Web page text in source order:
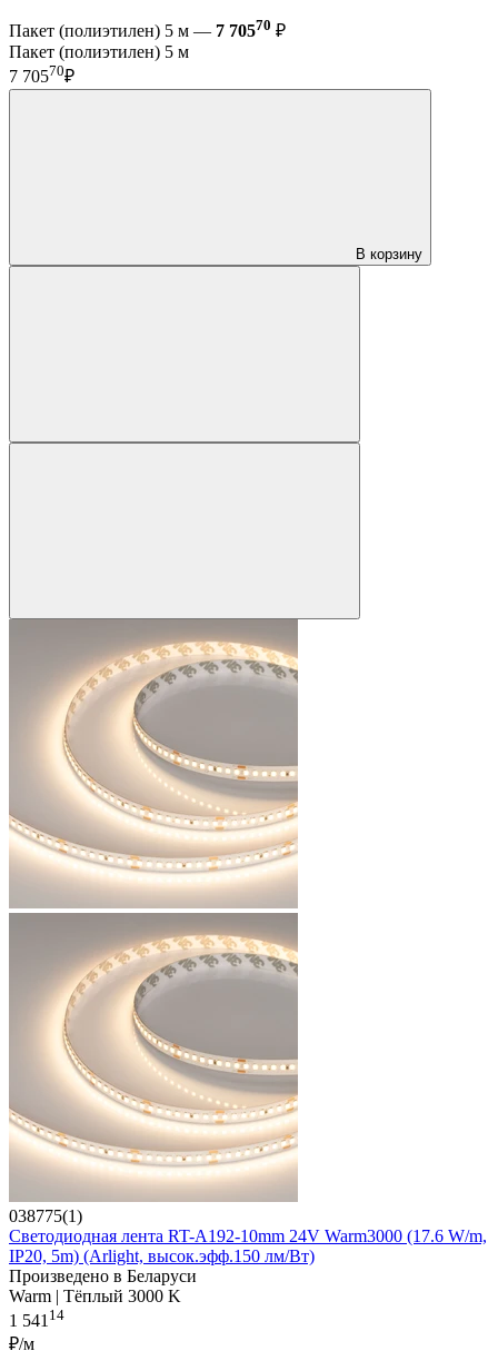
Пакет (полиэтилен) 5 м — 7 70570 ₽
Пакет (полиэтилен) 5 м
7 70570₽
В корзину
038775(1)
Светодиодная лента RT-A192-10mm 24V Warm3000 (17.6 W/m,
IP20, 5m) (Arlight, высок.эфф.150 лм/Вт)
Произведено в Беларуси
Warm | Тёплый 3000 K
1 541 14
₽/м